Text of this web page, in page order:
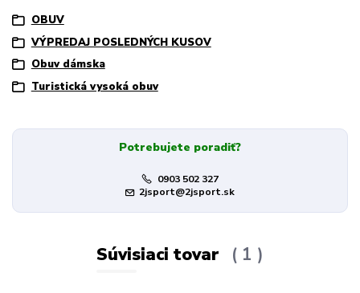
OBUV
VÝPREDAJ POSLEDNÝCH KUSOV
Obuv dámska
Turistická vysoká obuv
Potrebujete poradiť?
0903 502 327
2jsport@2jsport.sk
Súvisiaci tovar 1